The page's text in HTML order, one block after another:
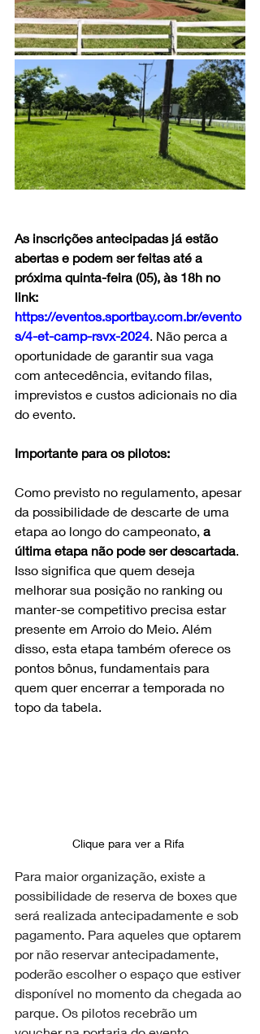
As inscrições antecipadas já estão
abertas e podem ser feitas até a
próxima quinta-feira (05), às 18h no
link:
https://eventos.sportbay.com.br/evento
s/4-et-camp-rsvx-2024. Não perca a
oportunidade de garantir sua vaga
com antecedência, evitando filas,
imprevistos e custos adicionais no dia
do evento.
Importante para os pilotos:
Como previsto no regulamento, apesar
da possibilidade de descarte de uma
etapa ao longo do campeonato, a
última etapa não pode ser descartada.
Isso significa que quem deseja
melhorar sua posição no ranking ou
manter-se competitivo precisa estar
presente em Arroio do Meio. Além
disso, esta etapa também oferece os
pontos bônus, fundamentais para
quem quer encerrar a temporada no
topo da tabela.
Clique para ver a Rifa
Para maior organização, existe a
possibilidade de reserva de boxes que
será realizada antecipadamente e sob
pagamento. Para aqueles que optarem
por não reservar antecipadamente,
poderão escolher o espaço que estiver
disponível no momento da chegada ao
parque. Os pilotos recebrão um